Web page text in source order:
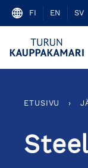
Skip
FI EN SV
ETUSIVU ›